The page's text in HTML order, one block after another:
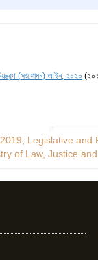
(সংশোধন) আইন, ২০২০
2019, Legislative and
of Law, Justice